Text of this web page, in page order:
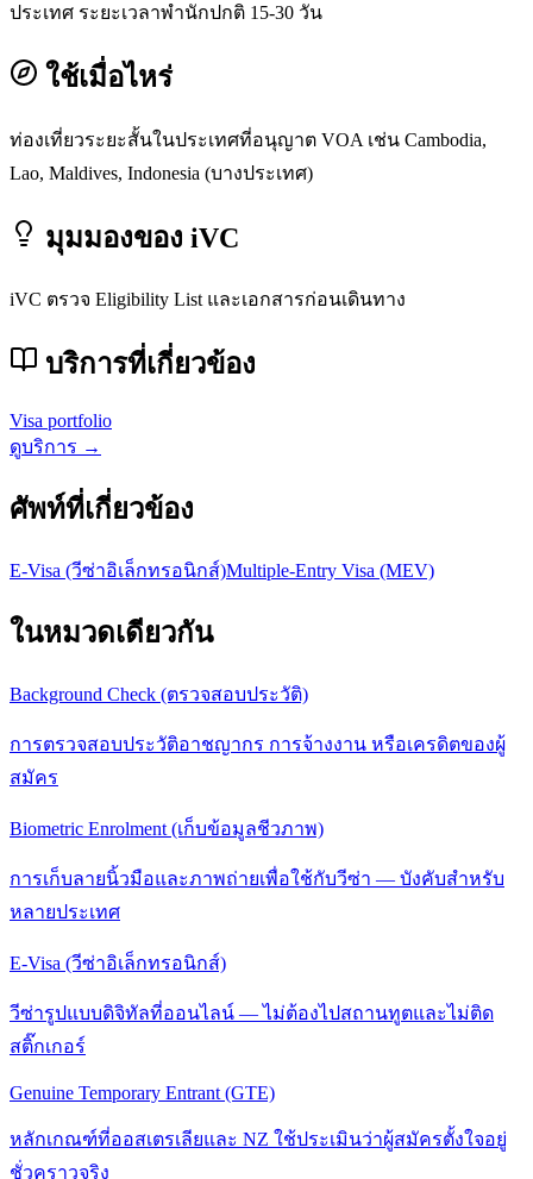
ประเทศ ระยะเวลาพำนักปกติ 15-30 วัน
ใช้เมื่อไหร่
ท่องเที่ยวระยะสั้นในประเทศที่อนุญาต VOA เช่น Cambodia,
Lao, Maldives, Indonesia (บางประเทศ)
มุมมองของ iVC
iVC ตรวจ Eligibility List และเอกสารก่อนเดินทาง
บริการที่เกี่ยวข้อง
Visa portfolio
ดูบริการ →
ศัพท์ที่เกี่ยวข้อง
E-Visa (วีซ่าอิเล็กทรอนิกส์)Multiple-Entry Visa (MEV)
ในหมวดเดียวกัน
Background Check (ตรวจสอบประวัติ)
การตรวจสอบประวัติอาชญากร การจ้างงาน หรือเครดิตของผู้
สมัคร
Biometric Enrolment (เก็บข้อมูลชีวภาพ)
การเก็บลายนิ้วมือและภาพถ่ายเพื่อใช้กับวีซ่า — บังคับสำหรับ
หลายประเทศ
E-Visa (วีซ่าอิเล็กทรอนิกส์)
วีซ่ารูปแบบดิจิทัลที่ออนไลน์ — ไม่ต้องไปสถานทูตและไม่ติด
สติ๊กเกอร์
Genuine Temporary Entrant (GTE)
หลักเกณฑ์ที่ออสเตรเลียและ NZ ใช้ประเมินว่าผู้สมัครตั้งใจอยู่
ชั่วคราวจริง